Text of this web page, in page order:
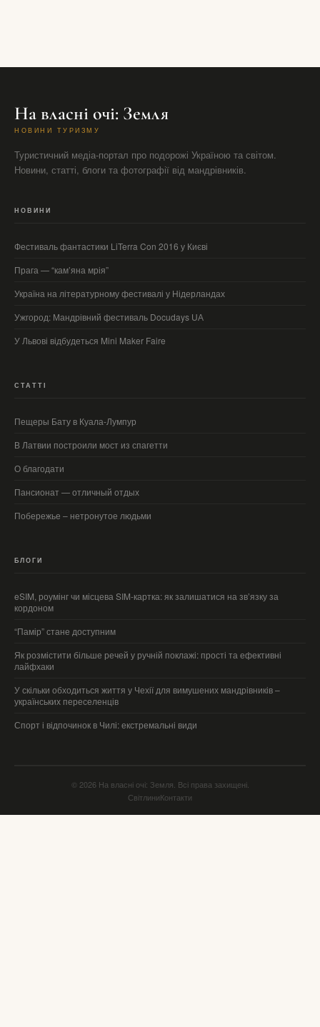
На власні очі: Земля
НОВИНИ ТУРИЗМУ
Туристичний медіа-портал про подорожі Україною та світом.
Новини, статті, блоги та фотографії від мандрівників.
НОВИНИ
Фестиваль фантастики LiTerra Con 2016 у Києві
Прага — “кам’яна мрія”
Україна на літературному фестивалі у Нідерландах
Ужгород: Мандрівний фестиваль Docudays UА
У Львові відбудеться Mini Maker Faire
СТАТТІ
Пещеры Бату в Куала-Лумпур
В Латвии построили мост из спагетти
О благодати
Пансионат — отличный отдых
Побережье – нетронутое людьми
БЛОГИ
eSIM, роумінг чи місцева SIM-картка: як залишатися на зв’язку за
кордоном
“Памір” стане доступним
Як розмістити більше речей у ручній поклажі: прості та ефективні
лайфхаки
У скільки обходиться життя у Чехії для вимушених мандрівників –
українських переселенців
Спорт і відпочинок в Чилі: екстремальні види
© 2026 На власні очі: Земля. Всі права захищені.
СвітлиниКонтакти